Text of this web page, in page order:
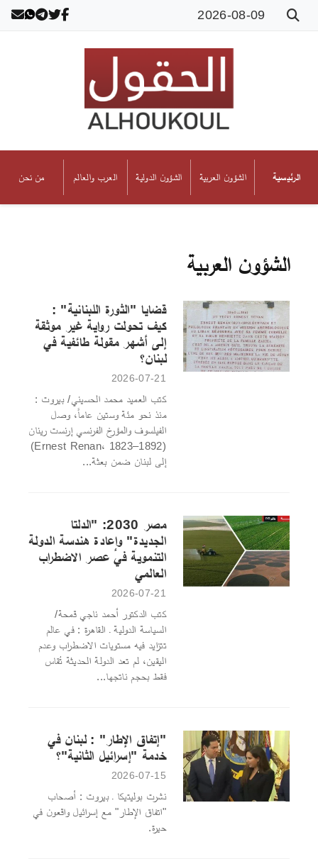
2026-08-09
الرئيسية الشؤون العربية الشؤون الدولية العرب والعالم من نحن
الشؤون العربية
قضايا "الثورة اللبنانية" :
كيف تحولت رواية غير موثقة
إلى أشهر مقولة طائفية في
لبنان؟
2026-07-21
كتب العميد محمد الحسيني/ بيروت :
منذ نحو مئة وستين عاماً، وصل
الفيلسوف والمؤرخ الفرنسي إرنست رينان
(Ernest Renan، 1823–1892)
إلى لبنان ضمن بعثة...
مصر 2030: "الدلتا
الجديدة" وإعادة هندسة الدولة
التنموية في عصر الاضطراب
العالمي
2026-07-21
كتب الدكتور أحمد ناجي قمحة/
السياسة الدولية ـ القاهرة : في عالم
تتزايد فيه مستويات الاضطراب وعدم
اليقين، لم تعد الدولة الحديثة تُقاس
فقط بحجم ناتجها...
"إتفاق الإطار" : لبنان في
خدمة "إسرائيل الثانية"؟
2026-07-15
نشرت بوليتيكا ـ بيروت : أصحاب
"اتفاق الإطار" مع إسرائيل واقعون في
حيرة.